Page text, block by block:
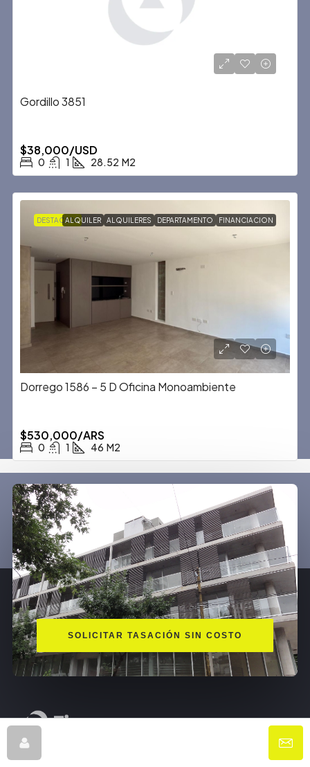
Gordillo 3851
$38,000/USD
0 1 28.52 M2
DESTACADAALQUILER ALQUILERES DEPARTAMENTO FINANCIACION
Dorrego 1586 – 5 D Oficina Monoambiente
$530,000/ARS
0 1 46 M2
SOLICITAR TASACIÓN SIN COSTO